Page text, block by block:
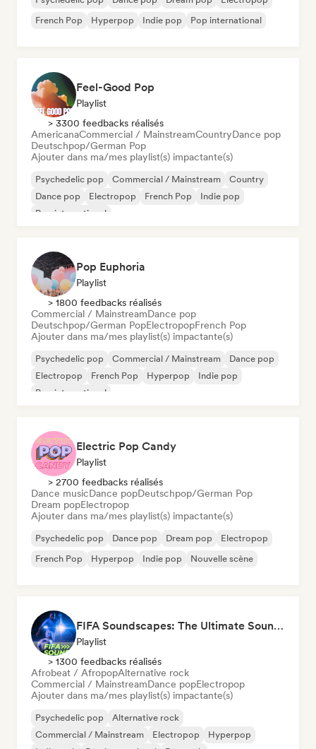
French Pop
Hyperpop Indie pop Pop international
Feel-Good Pop
Playlist
> 3300 feedbacks réalisés
AmericanaCommercial / MainstreamCountryDance pop
Deutschpop/German Pop
Ajouter dans ma/mes playlist(s) impactante(s)
Psychedelic pop Commercial / Mainstream
Country
Dance pop
Electropop French Pop
Indie pop
Pop international
Pop Euphoria
Playlist
> 1800 feedbacks réalisés
Commercial / MainstreamDance pop
Deutschpop/German PopElectropopFrench Pop
Ajouter dans ma/mes playlist(s) impactante(s)
Psychedelic pop Commercial / Mainstream
Dance pop
Electropop
French Pop Hyperpop
Indie pop
Pop international
Electric Pop Candy
Playlist
> 2700 feedbacks réalisés
Dance musicDance popDeutschpop/German Pop
Dream popElectropop
Ajouter dans ma/mes playlist(s) impactante(s)
Psychedelic pop Dance pop Dream pop
Electropop
French Pop
Hyperpop Indie pop Nouvelle scène
FIFA Soundscapes: The Ultimate Soundtrack ⚽️ Festival Indie, Electropop & Dance Anthems
Playlist
> 1300 feedbacks réalisés
Afrobeat / AfropopAlternative rock
Commercial / MainstreamDance popElectropop
Ajouter dans ma/mes playlist(s) impactante(s)
Psychedelic pop
Alternative rock
Commercial / Mainstream
Electropop
Hyperpop